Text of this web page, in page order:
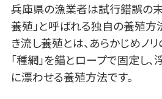
兵庫県の漁業者は試行錯誤の末
養殖」と呼ばれる独自の養殖方
き流し養殖とは、あらかじめノ
「種網」を錨とロープで固定し
に漂わせる養殖方法です。